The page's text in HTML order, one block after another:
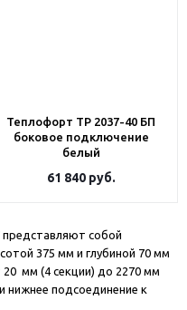
Теплофорт ТР 2037-40 БП
боковое подключение
белый
61 840руб.
собой
375 мм и глубиной 70 мм
мм (4 секции) до 2270 мм
нижнее подсоединение к